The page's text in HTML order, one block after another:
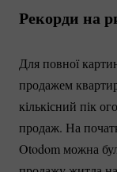
Рекорди на
Для повної
продажем
кількісний пік
продаж. На
Otodom можна